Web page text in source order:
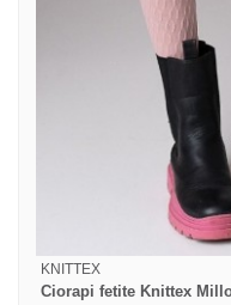
KNITTEX
Ciorapi fetite Knittex